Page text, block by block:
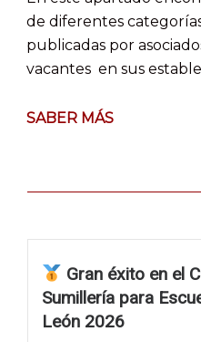
de diferentes
publicadas por
vacantes en sus
SABER MÁS
Gran éxito en el
Sumillería para
León 2026